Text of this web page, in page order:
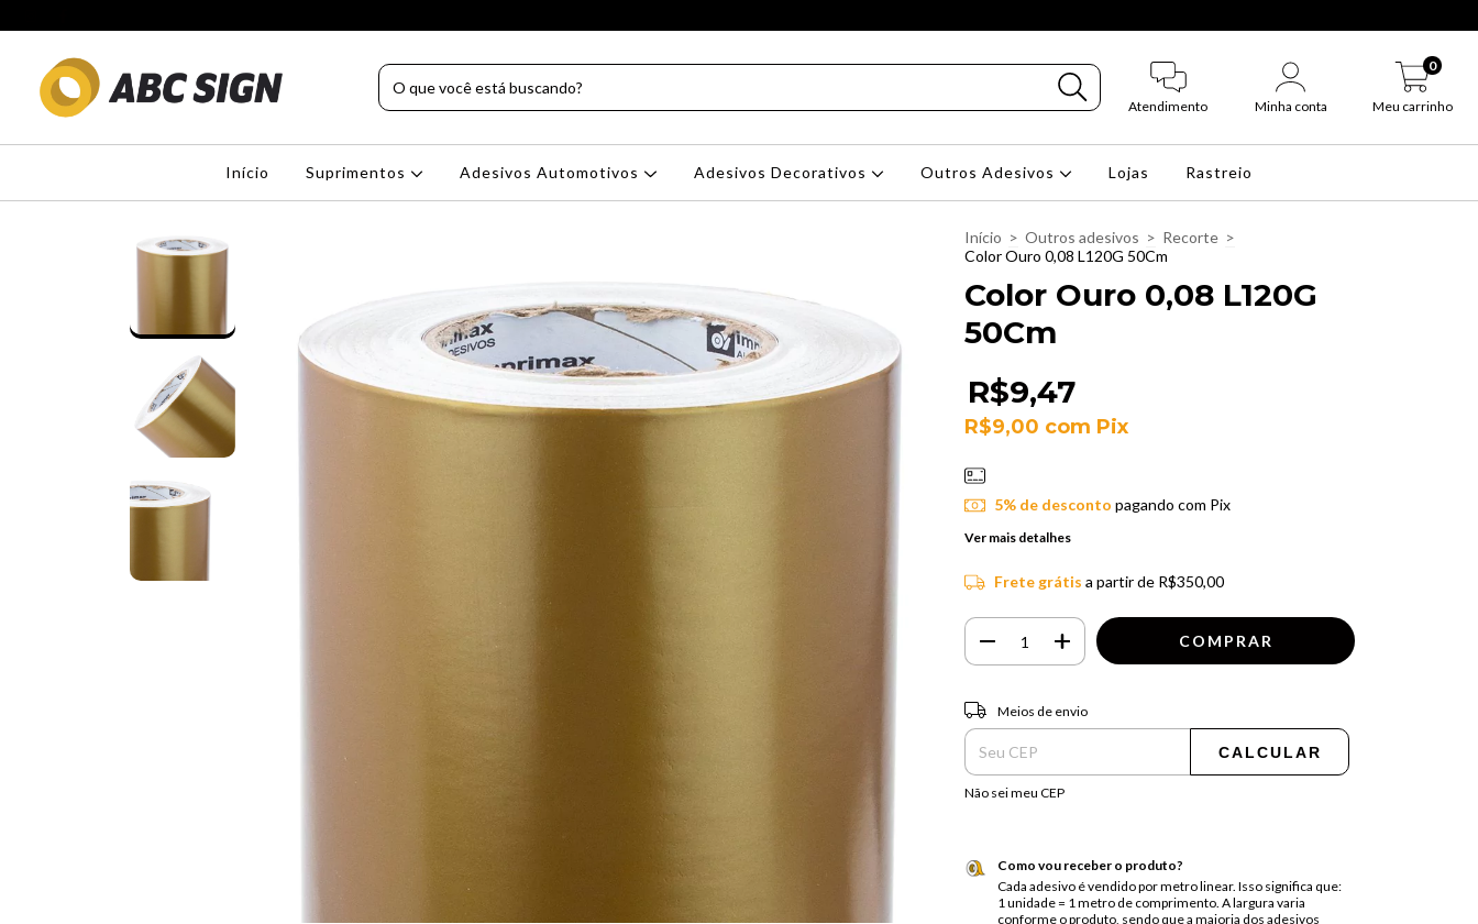
Atendimento Minha conta Meu carrinho
0
Início Suprimentos Adesivos Automotivos Adesivos Decorativos Outros Adesivos Lojas Rastreio
Início > Outros adesivos > Recorte >
Color Ouro 0,08 L120G 50Cm
Color Ouro 0,08 L120G
50Cm
R$9,47
R$9,00 com Pix
5% de desconto pagando com Pix
Ver mais detalhes
Frete grátis a partir de R$350,00
Entregas para o CEP:
Meios de envio
CALCULAR
Não sei meu CEP
Como vou receber o produto?
Cada adesivo é vendido por metro linear. Isso significa que:
1 unidade = 1 metro de comprimento. A largura varia
conforme o produto, sendo que a maioria dos adesivos